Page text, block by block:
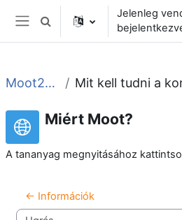
Tovább a fő tartalomhoz
Oldalpanel
Keresési bemeneti adatok
Jelenleg
Moot2022
Miért Moot?
A tananyag megnyitásához
← Információk